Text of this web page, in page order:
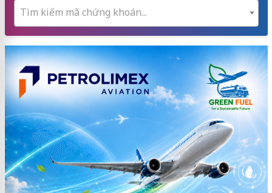
Tìm kiếm mã chứng khoán...